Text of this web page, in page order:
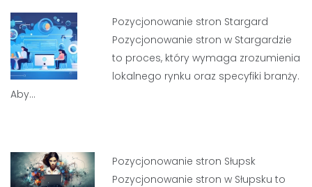
Pozycjonowanie stron Stargard
Pozycjonowanie stron w Stargardzie
to proces, który wymaga zrozumienia
lokalnego rynku oraz specyfiki branży.
Aby…
Pozycjonowanie stron Słupsk
Pozycjonowanie stron w Słupsku to